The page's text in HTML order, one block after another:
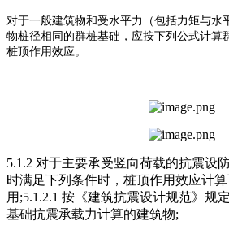
对于一般建筑物和受水平力（包括力矩与水
物桩径相同的群桩基础，应按下列公式计算
桩顶作用效应。
5.1.2 对于主要承受竖向荷载的抗震设
时满足下列条件时，桩顶作用效应计
用;5.1.2.1 按《建筑抗震设计规范》规
基础抗震承载力计算的建筑物;